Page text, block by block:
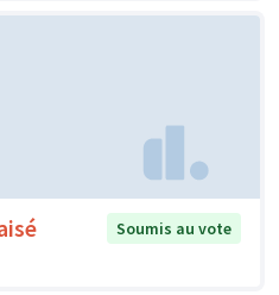
Soumis au vote